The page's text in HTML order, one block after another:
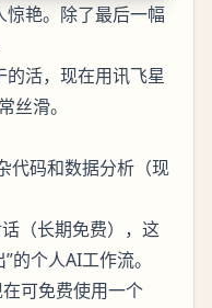
惊艳。除了最后一幅
活，现在用讯飞星
丝滑。
代码和数据分析（现
（长期免费），这
的个人AI工作流。
可免费使用一个